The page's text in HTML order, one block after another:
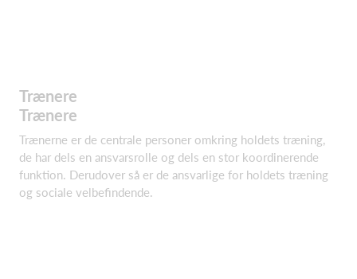
Trænere
Trænere
Trænerne er de centrale personer omkring holdets træning,
de har dels en ansvarsrolle og dels en stor koordinerende
funktion. Derudover så er de ansvarlige for holdets træning
og sociale velbefindende.